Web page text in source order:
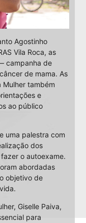
Agostinho
Vila Roca, as
campanha de
de mama. As
Mulher também
e
ao público
uma palestra com
dos
o autoexame.
abordadas
objetivo de
Giselle Paiva,
para